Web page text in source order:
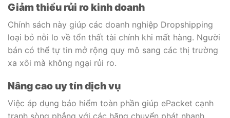
Giảm thiểu rủi ro kinh doanh
Chính sách này giúp các doanh nghiệp Dropshipping
loại bỏ nỗi lo về tổn thất tài chính khi mất hàng. Người
bán có thể tự tin mở rộng quy mô sang các thị trường
xa xôi mà không ngại rủi ro.
Nâng cao uy tín dịch vụ
Việc áp dụng bảo hiểm toàn phần giúp ePacket cạnh
tranh sòng phẳng với các hãng chuyển phát nhanh.